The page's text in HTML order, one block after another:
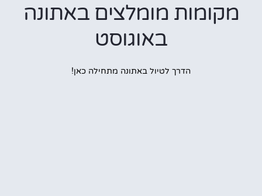
מומלצים באתונה
באוגוסט
הדרך לטיול באתונה מתחילה כאן!